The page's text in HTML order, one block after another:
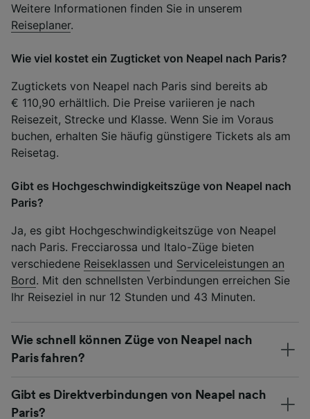
Weitere Informationen finden Sie in unserem
Reiseplaner.
Wie viel kostet ein Zugticket von Neapel nach Paris?
Zugtickets von Neapel nach Paris sind bereits ab
€ 110,90 erhältlich. Die Preise variieren je nach
Reisezeit, Strecke und Klasse. Wenn Sie im Voraus
buchen, erhalten Sie häufig günstigere Tickets als am
Reisetag.
Gibt es Hochgeschwindigkeitszüge von Neapel nach
Paris?
Ja, es gibt Hochgeschwindigkeitszüge von Neapel
nach Paris. Frecciarossa und Italo-Züge bieten
verschiedene Reiseklassen und Serviceleistungen an
Bord. Mit den schnellsten Verbindungen erreichen Sie
Ihr Reiseziel in nur 12 Stunden und 43 Minuten.
Wie schnell können Züge von Neapel nach
Paris fahren?
Gibt es Direktverbindungen von Neapel nach
Paris?